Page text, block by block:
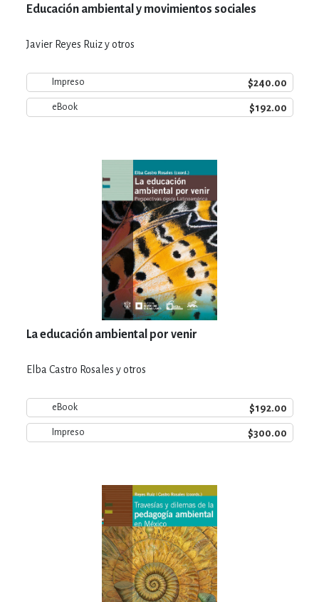
Educación ambiental y movimientos sociales
Javier Reyes Ruiz y otros
Impreso $240.00
eBook $192.00
La educación ambiental por venir
Elba Castro Rosales y otros
eBook $192.00
Impreso $300.00